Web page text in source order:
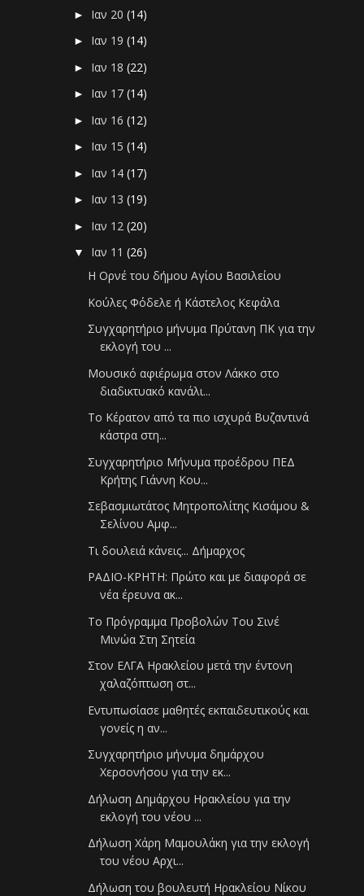
► Ιαν 20(14)
► Ιαν 19(14)
► Ιαν 18(22)
► Ιαν 17(14)
► Ιαν 16(12)
► Ιαν 15(14)
► Ιαν 14(17)
► Ιαν 13(19)
► Ιαν 12(20)
▼ Ιαν 11(26)
Η Ορνέ του δήμου Αγίου Βασιλείου
Κούλες Φόδελε ή Κάστελος Κεφάλα
Συγχαρητήριο μήνυμα Πρύτανη ΠΚ για την
εκλογή του ...
Μουσικό αφιέρωμα στον Λάκκο στο
διαδικτυακό κανάλι...
Το Κέρατον από τα πιο ισχυρά Βυζαντινά
κάστρα στη...
Συγχαρητήριο Μήνυμα προέδρου ΠΕΔ
Κρήτης Γιάννη Κου...
Σεβασμιωτάτος Μητροπολίτης Κισάμου &
Σελίνου Αμφ...
Τι δουλειά κάνεις... Δήμαρχος
ΡΑΔΙΟ-ΚΡΗΤΗ: Πρώτο και με διαφορά σε
νέα έρευνα ακ...
Το Πρόγραμμα Προβολών Του Σινέ
Μινώα Στη Σητεία
Στον ΕΛΓΑ Ηρακλείου μετά την έντονη
χαλαζόπτωση στ...
Εντυπωσίασε μαθητές εκπαιδευτικούς και
γονείς η αν...
Συγχαρητήριο μήνυμα δημάρχου
Χερσονήσου για την εκ...
Δήλωση Δημάρχου Ηρακλείου για την
εκλογή του νέου ...
Δήλωση Χάρη Μαμουλάκη για την εκλογή
του νέου Αρχι...
Δήλωση του βουλευτή Ηρακλείου Νίκου